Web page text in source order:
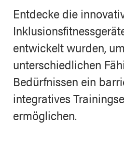
Entdecke die
entwickelt wurden,
unterschiedlichen
Bedürfnissen ein
integratives
ermöglichen.